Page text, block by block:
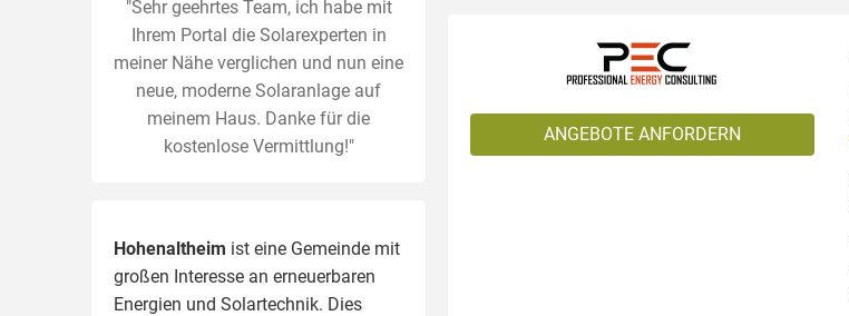
"Sehr geehrtes Team, ich habe mit
Ihrem Portal die Solarexperten in
meiner Nähe verglichen und nun eine
neue, moderne Solaranlage auf
meinem Haus. Danke für die
kostenlose Vermittlung!"
Hohenaltheim ist eine Gemeinde mit
großen Interesse an erneuerbaren
Energien und Solartechnik. Dies
ANGEBOTE ANFORDERN